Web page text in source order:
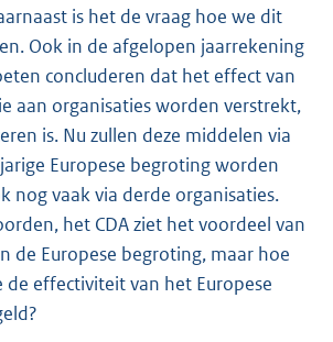
is het de vraag hoe we dit
Ook in de afgelopen jaarrekening
concluderen dat het effect van
aan organisaties worden verstrekt,
is. Nu zullen deze middelen via
Europese begroting worden
nog vaak via derde organisaties.
het CDA ziet het voordeel van
de Europese begroting, maar hoe
effectiviteit van het Europese